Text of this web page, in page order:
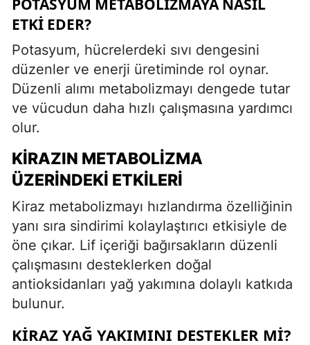
POTASYUM METABOLIZMAYA NASIL
ETKI EDER?
Potasyum, hücrelerdeki sıvı dengesini
düzenler ve enerji üretiminde rol oynar.
Düzenli alımı metabolizmayı dengede tutar
ve vücudun daha hızlı çalışmasına yardımcı
olur.
KIRAZIN METABOLIZMA
ÜZERINDEKI ETKILERI
Kiraz metabolizmayı hızlandırma özelliğinin
yanı sıra sindirimi kolaylaştırıcı etkisiyle de
öne çıkar. Lif içeriği bağırsakların düzenli
çalışmasını desteklerken doğal
antioksidanları yağ yakımına dolaylı katkıda
bulunur.
KIRAZ YAĞ YAKIMINI DESTEKLER MI?